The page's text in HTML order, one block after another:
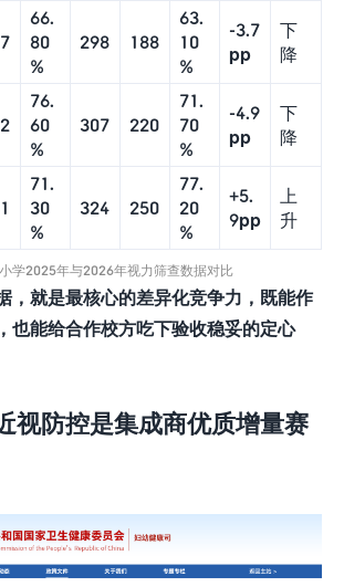
66.
80
%
298 188
63.
10
%
-3.7
pp
下
降
76.
60
%
307 220
71.
70
%
-4.9
pp
下
降
71.
30
%
324 250
77.
20
%
+5.
9pp
上
升
学2025年与2026年视力筛查数据对比
，就是最核心的差异化竞争力，既能作
也能给合作校方吃下验收稳妥的定心
视防控是集成商优质增量赛